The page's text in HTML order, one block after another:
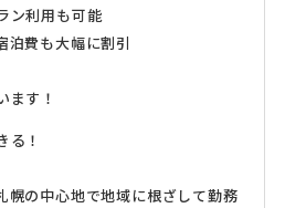
ン利用も可能
泊費も大幅に割引
ます！
！
幌の中心地で地域に根ざして勤務